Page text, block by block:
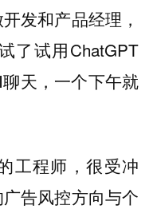
发和产品经理，
了试用ChatGPT
天，一个下午就
工程师，很受冲
告风控方向与个